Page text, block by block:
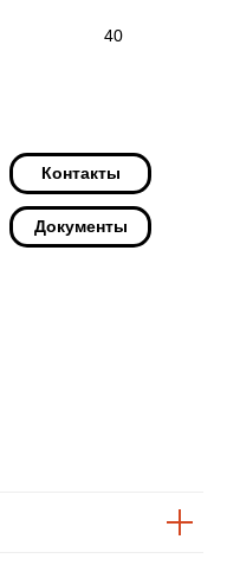
40
Документы
Контакты